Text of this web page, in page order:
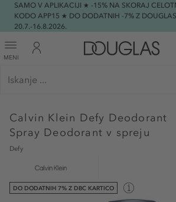
SAMO V APLIKACIJI ★ -15% NA SKORAJ
KODO APP15 ★ DO DODATNIH -7% Z
20.7.-16.8.2026.
MENI
Calvin Klein Defy Deodorant
Spray Deodorant v spreju
Defy
DO DODATNIH 7% Z DBC KARTICO